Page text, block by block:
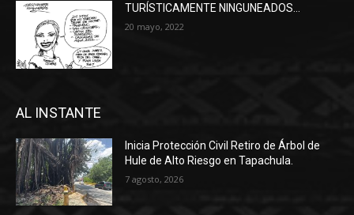
TURÍSTICAMENTE NINGUNEADOS…
20 mayo, 2022
AL INSTANTE
Inicia Protección Civil Retiro de Árbol de
Hule de Alto Riesgo en Tapachula.
7 agosto, 2026